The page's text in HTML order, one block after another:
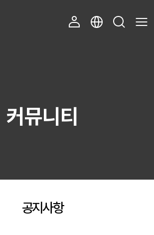
커뮤니티
공지사항